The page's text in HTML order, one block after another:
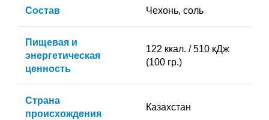
Состав Чехонь, соль
Пищевая и
энергетическая
ценность
122 ккал. / 510 кДж
(100 гр.)
Страна
происхождения
Казахстан